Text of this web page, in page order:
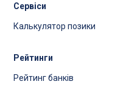
Сервіси
Калькулятор позики
Рейтинги
Рейтинг банків